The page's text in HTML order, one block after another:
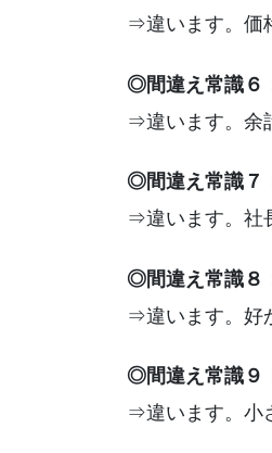
⇒違います。価
◎間違え常識６
⇒違います。余
◎間違え常識７
⇒違います。社
◎間違え常識８
⇒違います。好
◎間違え常識９
⇒違います。小